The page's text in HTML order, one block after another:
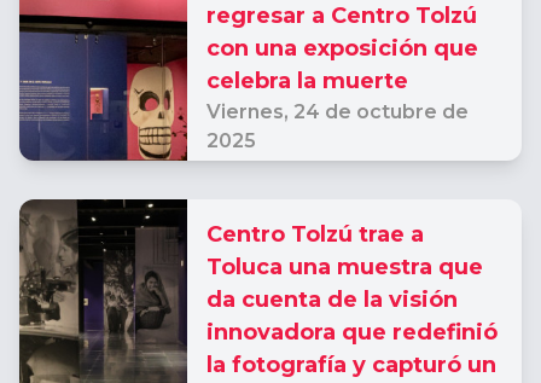
regresar a Centro Tolzú
con una exposición que
celebra la muerte
Viernes, 24 de octubre de
2025
Centro Tolzú trae a
Toluca una muestra que
da cuenta de la visión
innovadora que redefinió
la fotografía y capturó un